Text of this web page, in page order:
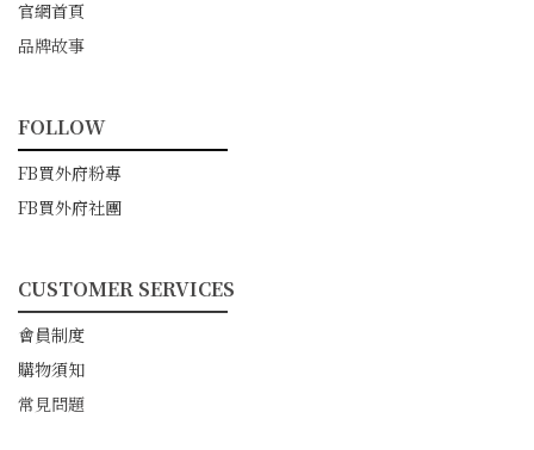
官網首頁
品牌故事
FOLLOW
━━━━━━━━━━━
FB買外府粉專
FB買外府社團
CUSTOMER SERVICES
━━━━━━━━━━━
會員制度
購物須知
常見問題